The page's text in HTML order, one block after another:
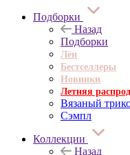
Подборки
Назад
Подборки
Лён
Бестселлеры
Новинки
Летняя
Вязаный
Сэмпл
Коллекции
Назад